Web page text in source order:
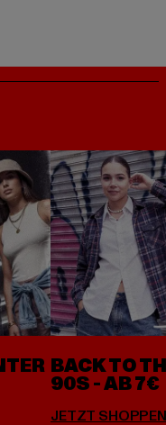
BACK TO
90S - AB 7€